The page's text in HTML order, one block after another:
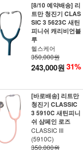
[8/10 예약배송] 리
트만 청진기 CLAS
SIC 3 5623C 새틴
피니쉬 캐리비언블
루
헬스케어
350,000원
243,000원31%
[바로배송] 리트만
청진기 CLASSIC
3 5910C 새틴피니
쉬 샴페인 로즈
CLASSIC III
(5910C)
350,000원